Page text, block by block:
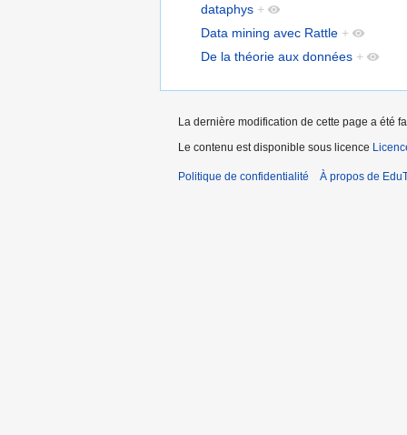
dataphys +
Data mining avec Rattle +
De la théorie aux données +
La dernière modification de cette page a été
Le contenu est disponible sous licence
Politique de confidentialité À propos de